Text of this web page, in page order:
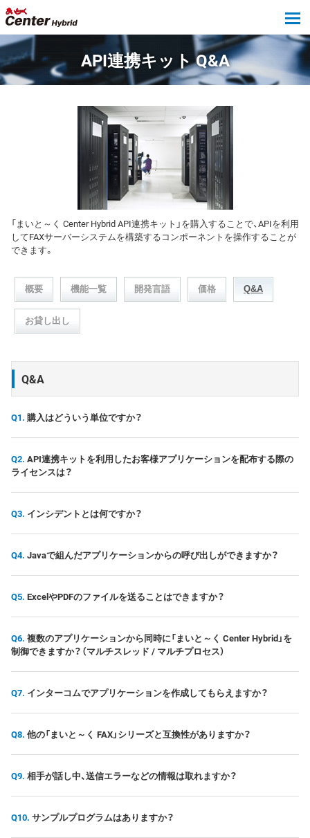
API連携キット Q&A
「まいと～く Center Hybrid API連携キット」を購入することで、APIを利用
してFAXサーバーシステムを構築するコンポーネントを操作することが
できます。
概要 機能一覧 開発言語 価格 Q&A
お貸し出し
Q&A
購入はどういう単位ですか？
API連携キットを利用したお客様アプリケーションを配布する際の
ライセンスは？
インシデントとは何ですか？
Javaで組んだアプリケーションからの呼び出しができますか？
ExcelやPDFのファイルを送ることはできますか？
複数のアプリケーションから同時に「まいと～く Center Hybrid」を
制御できますか？（マルチスレッド / マルチプロセス）
インターコムでアプリケーションを作成してもらえますか？
他の「まいと～く FAX」シリーズと互換性がありますか？
相手が話し中、送信エラーなどの情報は取れますか？
サンプルプログラムはありますか？